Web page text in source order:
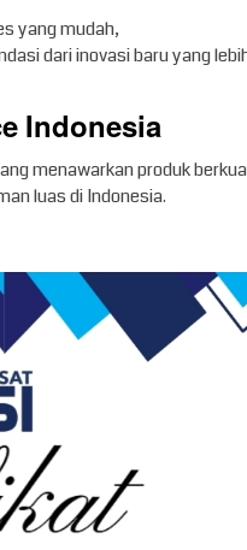
yang mudah,
dari inovasi baru yang
Indonesia
menawarkan produk
luas di Indonesia.